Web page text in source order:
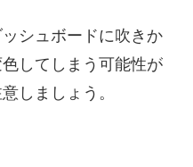
シュボードに吹きか
してしまう可能性が
しましょう。